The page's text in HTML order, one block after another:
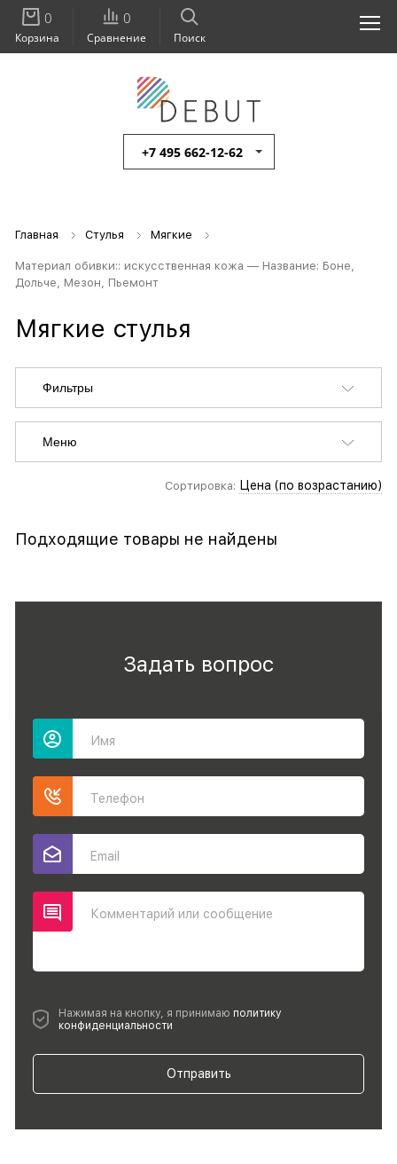
+7 495 662-12-62
Поиск
0
Сравнение
0
Корзина
Главная Стулья Мягкие
Материал обивки:: искусственная кожа — Название: Боне,
Дольче, Мезон, Пьемонт
Мягкие стулья
Фильтры
Меню
Сортировка: Цена (по возрастанию)
Подходящие товары не найдены
Задать вопрос
Имя
Телефон
Email
Комментарий или сообщение
Нажимая на кнопку, я принимаю политику
конфиденциальности
Отправить